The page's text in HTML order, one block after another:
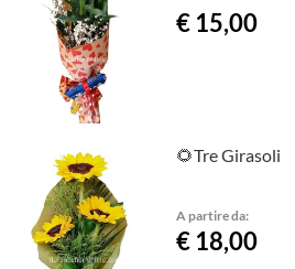
€ 15,00
🌻Tre Girasoli
A partire da:
€ 18,00